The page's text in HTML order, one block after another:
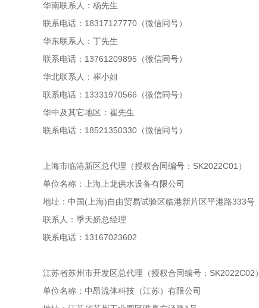
华南联系人：杨先生
联系电话：18317127770（微信同号）
华东联系人：丁先生
联系电话：13761209895（微信同号）
华北联系人：崔小姐
联系电话：13331970566（微信同号）
华中及其它地区：崔先生
联系电话：18521350330（微信同号）
上海市临港新区总代理（授权合同编号：SK2022C01）
单位名称：上海上龙供水设备有限公司
地址：中国(上海)自由贸易试验区临港新片区平港路333号
联系人：季天娇总经理
联系电话：13167023602
江苏省苏州市开发区总代理（授权合同编号：SK2022C02）
单位名称：中昂流体科技（江苏）有限公司